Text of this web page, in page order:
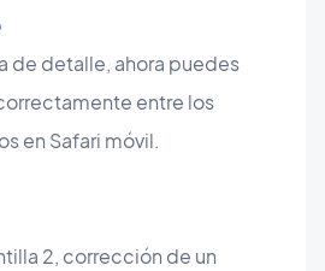
de detalle, ahora puedes
entre los
en Safari móvil.
2, corrección de un